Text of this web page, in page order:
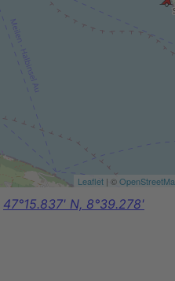
Leaflet | ©
47°15.837' N, 8°39.278'